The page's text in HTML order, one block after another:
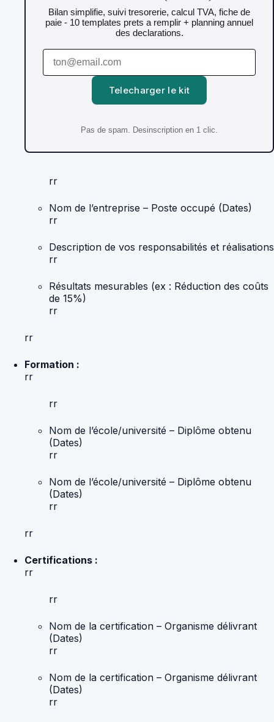
Bilan simplifie, suivi tresorerie, calcul TVA, fiche de
paie - 10 templates prets a remplir + planning annuel
des declarations.
Telecharger le kit
Pas de spam. Desinscription en 1 clic.
rr
Nom de l’entreprise – Poste occupé (Dates)
rr
Description de vos responsabilités et réalisations
rr
Résultats mesurables (ex : Réduction des coûts
de 15%)
rr
rr
Formation :
rr
rr
Nom de l’école/université – Diplôme obtenu
(Dates)
rr
Nom de l’école/université – Diplôme obtenu
(Dates)
rr
rr
Certifications :
rr
rr
Nom de la certification – Organisme délivrant
(Dates)
rr
Nom de la certification – Organisme délivrant
(Dates)
rr